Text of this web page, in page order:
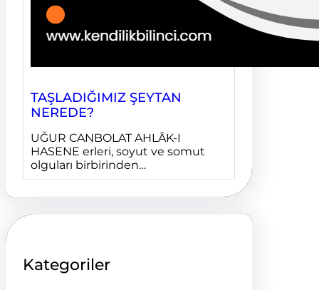
TAŞLADIĞIMIZ ŞEYTAN
NEREDE?
UĞUR CANBOLAT AHLÂK-I
HASENE erleri, soyut ve somut
olguları birbirinden…
Kategoriler